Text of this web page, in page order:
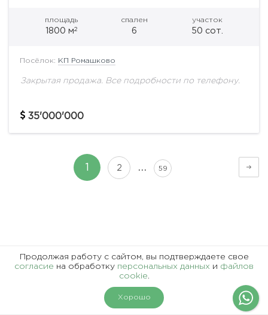
На карте
площадь
1800 м2
спален
6
участок
50 сот.
Посёлок: КП Ромашково
Закрытая продажа. Все подробности по телефону.
35'000'000
2 … 59
носит информационный характер и не является
Продолжая работу с сайтом, вы подтверждаете свое
согласие на обработку персональных данных и файлов
cookie.
Хорошо